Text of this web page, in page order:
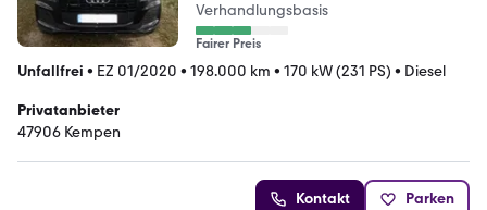
Verhandlungsbasis
Fairer Preis
Unfallfrei • EZ 01/2020 • 198.000 km • 170 kW (231 PS) • Diesel
Privatanbieter
47906 Kempen
Kontakt Parken